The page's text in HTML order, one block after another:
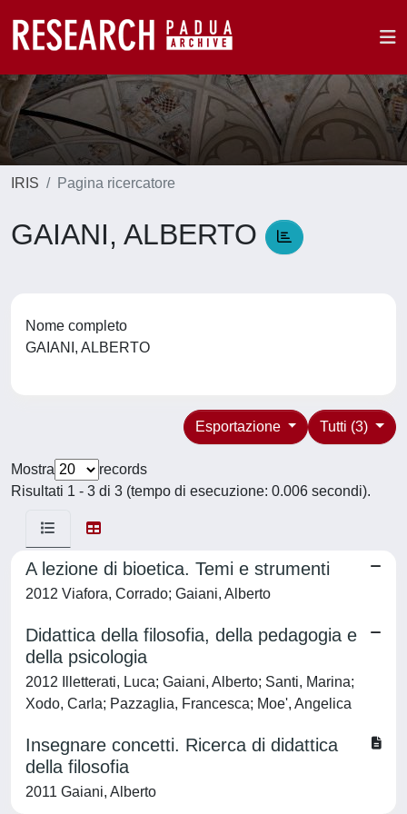
IRIS Pagina ricercatore
GAIANI, ALBERTO
Nome completo
GAIANI, ALBERTO
Tutti (3)
Esportazione
Mostra
records
Risultati 1 - 3 di 3 (tempo di esecuzione: 0.006 secondi).
A lezione di bioetica. Temi e strumenti
2012 Viafora, Corrado; Gaiani, Alberto
Didattica della filosofia, della pedagogia e
della psicologia
2012 Illetterati, Luca; Gaiani, Alberto; Santi, Marina;
Xodo, Carla; Pazzaglia, Francesca; Moe', Angelica
Insegnare concetti. Ricerca di didattica
della filosofia
2011 Gaiani, Alberto